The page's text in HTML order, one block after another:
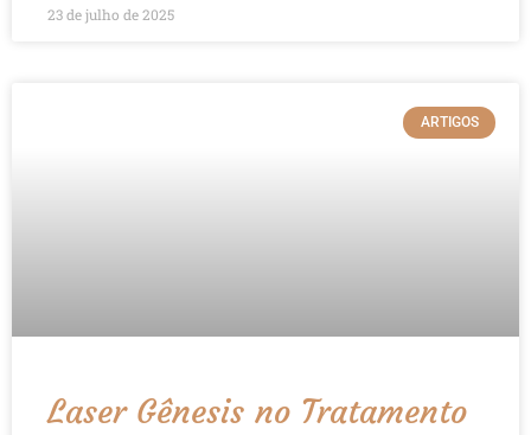
23 de julho de 2025
ARTIGOS
Laser Gênesis no Tratamento